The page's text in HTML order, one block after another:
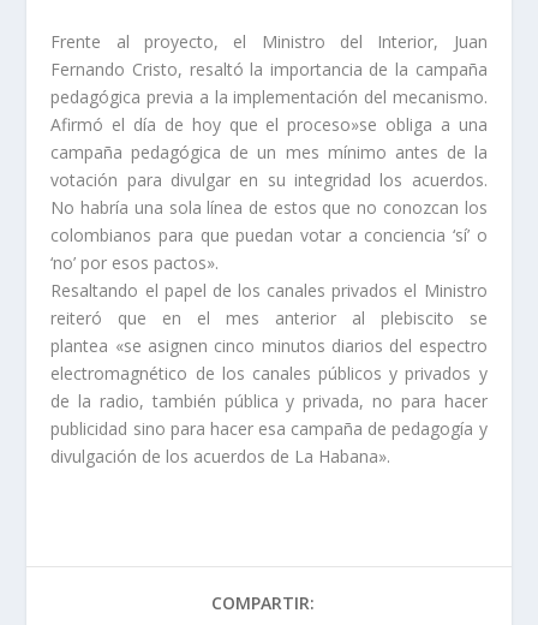
Frente al proyecto, el Ministro del Interior, Juan
Fernando Cristo, resaltó la importancia de la campaña
pedagógica previa a la implementación del mecanismo.
Afirmó el día de hoy que el proceso»se obliga a una
campaña pedagógica de un mes mínimo antes de la
votación para divulgar en su integridad los acuerdos.
No habría una sola línea de estos que no conozcan los
colombianos para que puedan votar a conciencia ‘sí’ o
‘no’ por esos pactos».
Resaltando el papel de los canales privados el Ministro
reiteró que en el mes anterior al plebiscito se
plantea «se asignen cinco minutos diarios del espectro
electromagnético de los canales públicos y privados y
de la radio, también pública y privada, no para hacer
publicidad sino para hacer esa campaña de pedagogía y
divulgación de los acuerdos de La Habana».
COMPARTIR: